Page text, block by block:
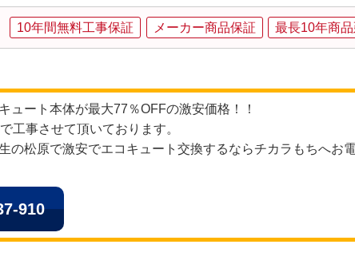
10年間無料工事保証 メーカー商品保証 最長10年商
ュート本体が最大77％OFFの激安価格！！
工事させて頂いております。
の松原で激安でエコキュート交換するならチカラもちへお
910